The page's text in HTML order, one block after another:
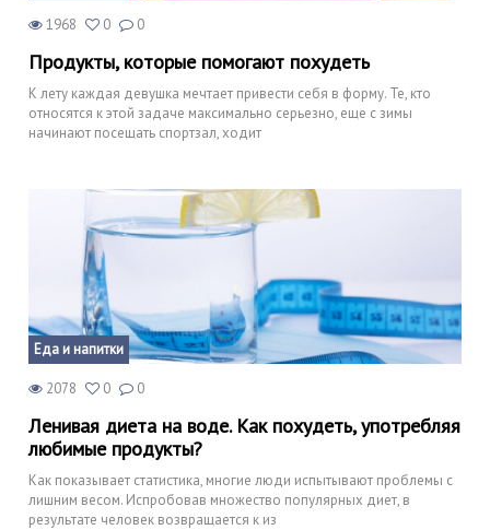
1968 0 0
Продукты, которые помогают похудеть
К лету каждая девушка мечтает привести себя в форму. Те, кто
относятся к этой задаче максимально серьезно, еще с зимы
начинают посещать спортзал, ходит
Еда и напитки
2078 0 0
Ленивая диета на воде. Как похудеть, употребляя
любимые продукты?
Как показывает статистика, многие люди испытывают проблемы с
лишним весом. Испробовав множество популярных диет, в
результате человек возвращается к из